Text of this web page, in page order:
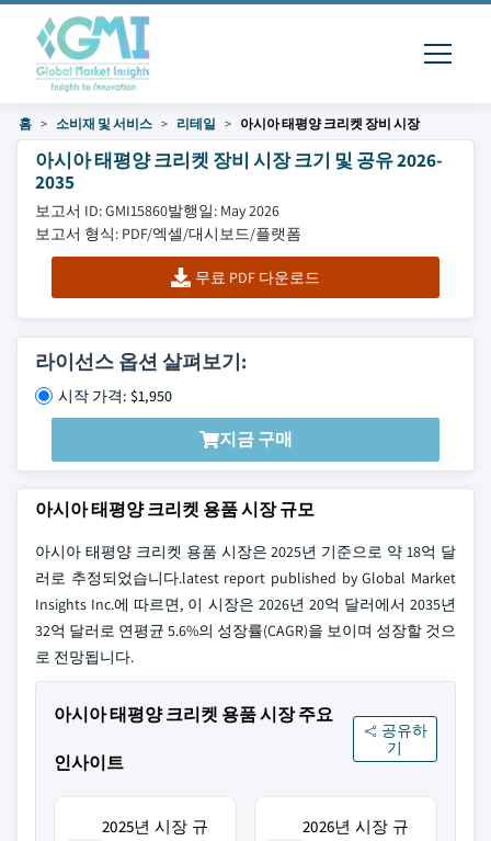
홈 소비재 및 서비스 리테일 아시아 태평양 크리켓 장비 시장
아시아 태평양 크리켓 장비 시장 크기 및 공유 2026-
2035
보고서 ID: GMI15860발행일: May 2026
보고서 형식: PDF/엑셀/대시보드/플랫폼
무료 PDF 다운로드
라이선스 옵션 살펴보기:
시작 가격: $1,950
지금 구매
아시아 태평양 크리켓 용품 시장 규모
아시아 태평양 크리켓 용품 시장은 2025년 기준으로 약 18억 달
러로 추정되었습니다.latest report published by Global Market
Insights Inc.에 따르면, 이 시장은 2026년 20억 달러에서 2035년
32억 달러로 연평균 5.6%의 성장률(CAGR)을 보이며 성장할 것으
로 전망됩니다.
아시아 태평양 크리켓 용품 시장 주요
인사이트
공유하
기
2025년 시장 규
2026년 시장 규